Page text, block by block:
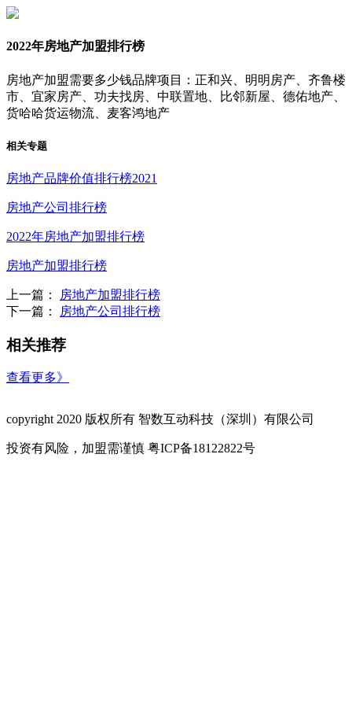
2022年房地产加盟排行榜
房地产加盟需要多少钱品牌项目：正和兴、明明房产、齐鲁楼
市、宜家房产、功夫找房、中联置地、比邻新屋、德佑地产、
货哈哈货运物流、麦客鸿地产
相关专题
房地产品牌价值排行榜2021
房地产公司排行榜
2022年房地产加盟排行榜
房地产加盟排行榜
上一篇：
房地产加盟排行榜
下一篇：
房地产公司排行榜
相关推荐
查看更多》
copyright 2020 版权所有 智数互动科技（深圳）有限公司
投资有风险，加盟需谨慎 粤ICP备18122822号